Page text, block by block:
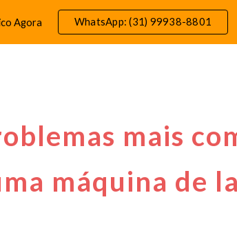
Skip to
Agora WhatsApp: (31) 99938-8801
mais
máquina de